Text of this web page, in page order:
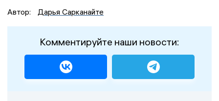
Автор:
Дарья Сарканайте
Комментируйте наши новости: